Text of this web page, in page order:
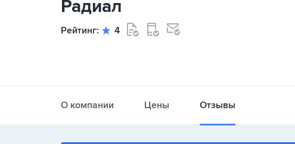
Радиал
Рейтинг: 4
О компании Цены Отзывы